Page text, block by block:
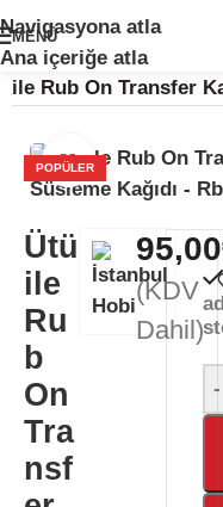
Navigasyona atla
Ana içeriğe atla
🚨ÖNEMLİ DUYURU:
Temmuz - 24 Ağustos
Sitemizden sipariş
Ağustos
MENÜ
Ana Sayfa / Kağıt
ile Rub On Transfer
POPÜLERBüyütmek için
Ütü
ile
Ru
b
On
Tra
nsf
95,00
(KDV
Dahil)
-